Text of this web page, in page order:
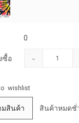
0
ซื้อ -
wishlist
มสินค้า สินค้าหมดชั่